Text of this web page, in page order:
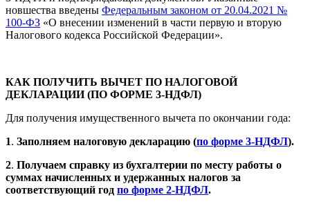
новшества введены Федеральным законом от 20.04.2021 №
100-ФЗ «О внесении изменений в части первую и вторую
Налогового кодекса Российской Федерации».
КАК ПОЛУЧИТЬ ВЫЧЕТ ПО НАЛОГОВОЙ
ДЕКЛАРАЦИИ (ПО ФОРМЕ 3-НДФЛ)
Для получения имущественного вычета по окончании года:
1. Заполняем налоговую декларацию (по форме 3-НДФЛ).
2. Получаем справку из бухгалтерии по месту работы о
суммах начисленных и удержанных налогов за
соответствующий год по форме 2-НДФЛ.